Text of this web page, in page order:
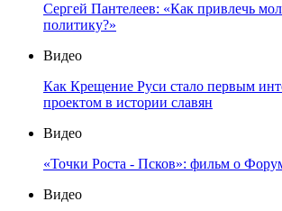
Сергей Пантелеев: «Как привлечь
политику?»
Видео
Как Крещение Руси стало первым
проектом в истории славян
Видео
«Точки Роста - Псков»: фильм о
Видео